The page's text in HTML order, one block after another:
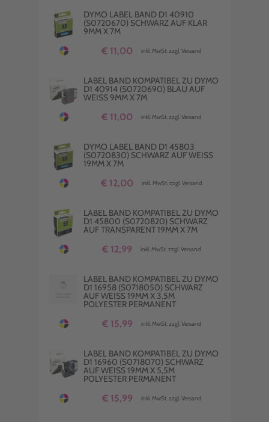
DYMO LABEL BAND D1 40910
(S0720670) SCHWARZ AUF KLAR
9MM X 7M
€ 11,00 inkl. MwSt. zzgl. Versand
LABEL BAND KOMPATIBEL ZU DYMO
D1 40914 (S0720690) BLAU AUF
WEISS 9MM X 7M
€ 11,00 inkl. MwSt. zzgl. Versand
DYMO LABEL BAND D1 45803
(S0720830) SCHWARZ AUF WEISS 1
9MM X 7M
€ 12,00 inkl. MwSt. zzgl. Versand
LABEL BAND KOMPATIBEL ZU DYMO
D1 45800 (S0720820) SCHWARZ
AUF TRANSPARENT 19MM X 7M
€ 12,99 inkl. MwSt. zzgl. Versand
LABEL BAND KOMPATIBEL ZU DYMO
D1 16958 (S0718050) SCHWARZ
AUF WEISS 19MM X 3,5M P
OLYESTER PERMANENT
€ 15,99 inkl. MwSt. zzgl. Versand
LABEL BAND KOMPATIBEL ZU DYMO
D1 16960 (S0718070) SCHWARZ
AUF WEISS 19MM X 5,5M P
OLYESTER PERMANENT
€ 15,99 inkl. MwSt. zzgl. Versand